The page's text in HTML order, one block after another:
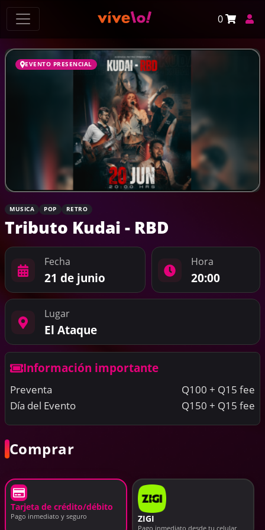
0
EVENTO PRESENCIAL
MUSICA POP RETRO
Tributo Kudai - RBD
Fecha
21 de junio
Hora
20:00
Lugar
El Ataque
Información importante
Preventa
Q100 + Q15 fee
Día del Evento
Q150 + Q15 fee
Comprar
Tarjeta de crédito/débito
Pago inmediato y seguro ZIGI
Pago inmediato desde tu celular